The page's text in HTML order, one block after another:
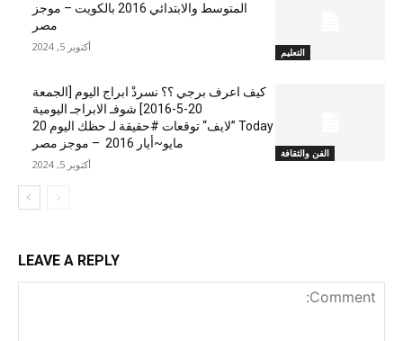
التعليم
المتوسط والابتدائي 2016 بالكويت – موجز
مصر
أكتوبر 5, 2024
الفن والثقافة
كيف اعرف برجي ؟؟ نسردْ ابراج اليوم [الجمعة
20-5-2016] شوفـ الابراجـ اليومية
Today ”لايف“ توقعات #حقيقة لـ حظك اليوم 20
مايو~أيار 2016 – موجز مصر
أكتوبر 5, 2024
LEAVE A REPLY